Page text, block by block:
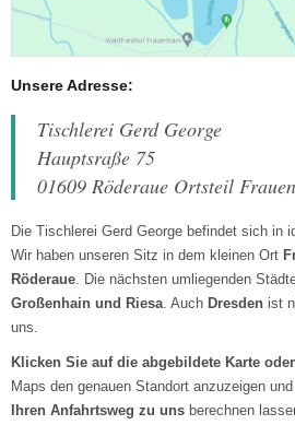
Unsere Adresse:
Tischlerei Gerd George
Hauptsraße 75
01609 Röderaue Ortsteil
Die Tischlerei Gerd George befindet sich in
Wir haben unseren Sitz in dem kleinen Ort
Röderaue . Die nächsten umliegenden
Großenhain und Riesa . Auch Dresden ist
uns.
Klicken Sie auf die abgebildete Karte oder
Maps den genauen Standort anzuzeigen
Ihren Anfahrtsweg zu uns berechnen